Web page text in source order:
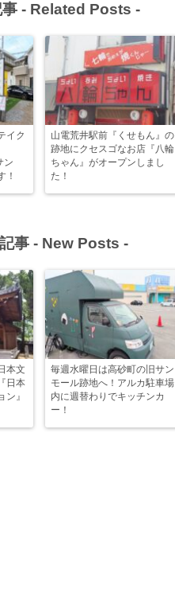
- Related Posts -
イク
ン
！
山電荒井駅前『くせもん』の
跡地にクセスゴなお店『八輪
ちゃん』がオープンしまし
た！
事 - New Posts -
本文
日本
』
毎週水曜日は高砂町の旧サン
モール跡地へ！アルカ駐車場
内に週替わりでキッチンカ
ー！